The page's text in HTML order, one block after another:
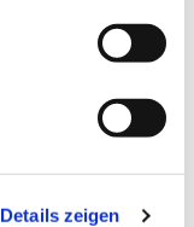
Details zeigen